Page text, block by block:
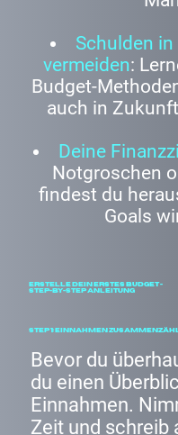
Schulden
vermeiden:
Budget-
auch in
Deine
Notgroschen
findest du
Goals
Bevor du
du einen
Einnahmen.
Zeit und schreib
Step 1: Einnahmen
Erstelle dein erstes Budget -
Step-by-Step Anleitung